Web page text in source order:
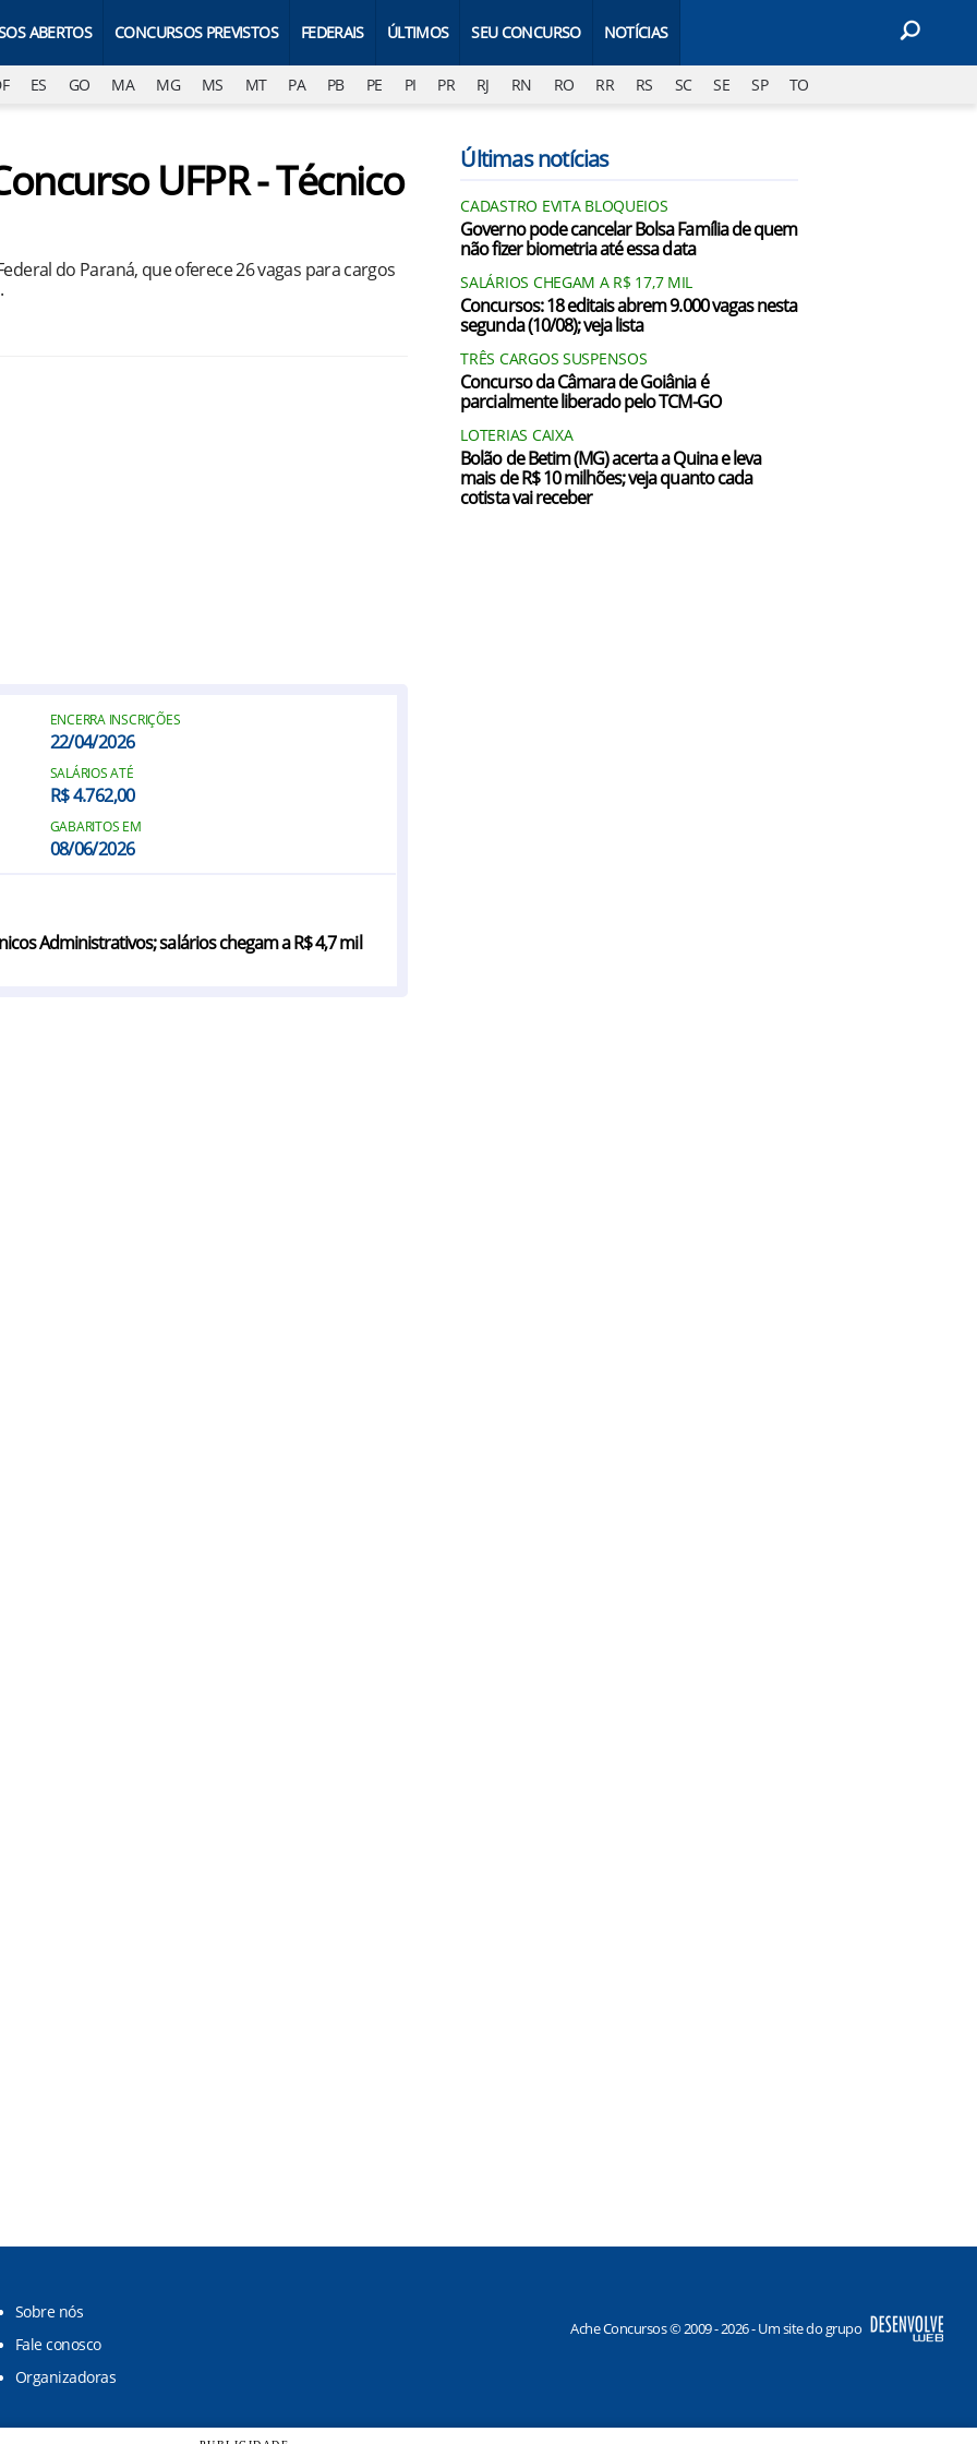
ABERTOS CONCURSOS PREVISTOS FEDERAIS ÚLTIMOS SEU CONCURSO NOTÍCIAS
ES GO MA MG MS MT PA PB PE PI PR RJ RN RO RR RS SC SE SP TO
UFPR - Técnico
do Paraná, que oferece 26 vagas para cargos
ENCERRA INSCRIÇÕES
22/04/2026
SALÁRIOS ATÉ
R$ 4.762,00
GABARITOS EM
08/06/2026
Administrativos; salários chegam a R$ 4,7 mil
Últimas notícias
CADASTRO EVITA BLOQUEIOS
Governo pode cancelar Bolsa Família de quem
não fizer biometria até essa data
SALÁRIOS CHEGAM A R$ 17,7 MIL
Concursos: 18 editais abrem 9.000 vagas nesta
segunda (10/08); veja lista
TRÊS CARGOS SUSPENSOS
Concurso da Câmara de Goiânia é
parcialmente liberado pelo TCM-GO
LOTERIAS CAIXA
Bolão de Betim (MG) acerta a Quina e leva
mais de R$ 10 milhões; veja quanto cada
cotista vai receber
Sobre nós
Fale conosco
Organizadoras
Ache Concursos © 2009 - 2026 - Um site do grupo